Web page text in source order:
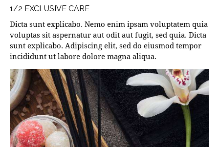
1/2 EXCLUSIVE CARE
Dicta sunt explicabo. Nemo enim ipsam voluptatem quia
voluptas sit aspernatur aut odit aut fugit, sed quia. Dicta
sunt explicabo. Adipiscing elit, sed do eiusmod tempor
incididunt ut labore dolore magna aliqua.